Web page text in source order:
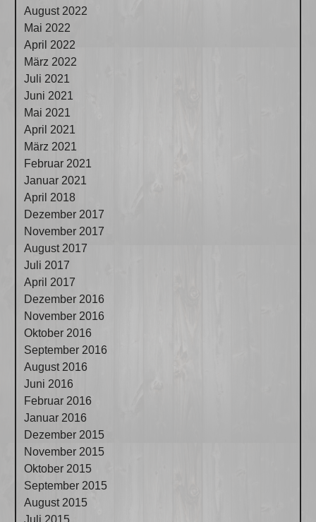
August 2022
Mai 2022
April 2022
März 2022
Juli 2021
Juni 2021
Mai 2021
April 2021
März 2021
Februar 2021
Januar 2021
April 2018
Dezember 2017
November 2017
August 2017
Juli 2017
April 2017
Dezember 2016
November 2016
Oktober 2016
September 2016
August 2016
Juni 2016
Februar 2016
Januar 2016
Dezember 2015
November 2015
Oktober 2015
September 2015
August 2015
Juli 2015